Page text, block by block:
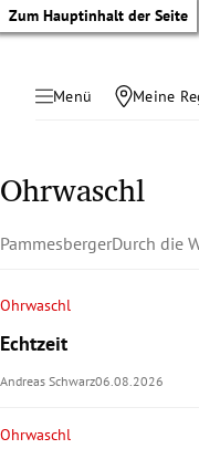
Zum Hauptinhalt der Seite
Menü Meine
Untermenü
Ohrwaschl
PammesbergerDurch die
Ohrwaschl
Echtzeit
Andreas Schwarz06.08.2026
Ohrwaschl